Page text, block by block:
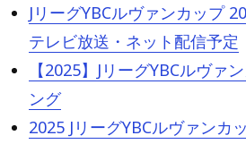
JリーグYBCルヴァンカップ
テレビ放送・ネット配信予定
【2025】JリーグYBCルヴァ
ング
2025 JリーグYBCルヴァンカ